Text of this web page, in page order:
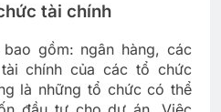
tài chính
gồm: ngân hàng, các
chính của các tổ chức
là những tổ chức có thể